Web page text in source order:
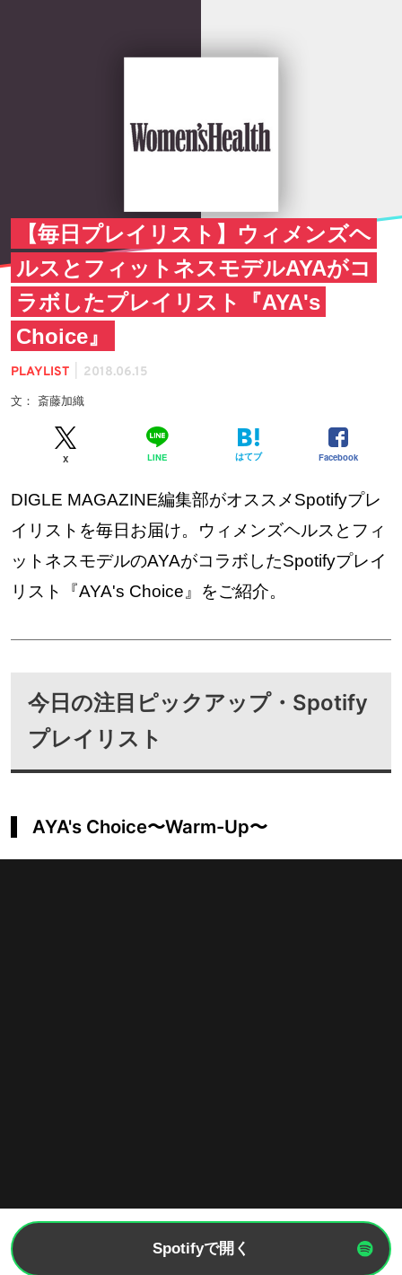
【毎日プレイリスト】ウィメンズヘ
ルスとフィットネスモデルAYAがコ
ラボしたプレイリスト『AYA's
Choice』
PLAYLIST 2018.06.15
文： 斎藤加織
X LINE はてブ Facebook
DIGLE MAGAZINE編集部がオススメSpotifyプレ
イリストを毎日お届け。ウィメンズヘルスとフィ
ットネスモデルのAYAがコラボしたSpotifyプレイ
リスト『AYA's Choice』をご紹介。
今日の注目ピックアップ・Spotify
プレイリスト
AYA's Choice〜Warm-Up〜
Spotifyで開く